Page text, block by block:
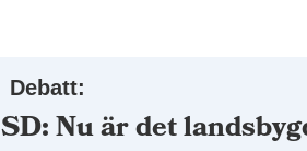
Debatt:
SD: Nu är det